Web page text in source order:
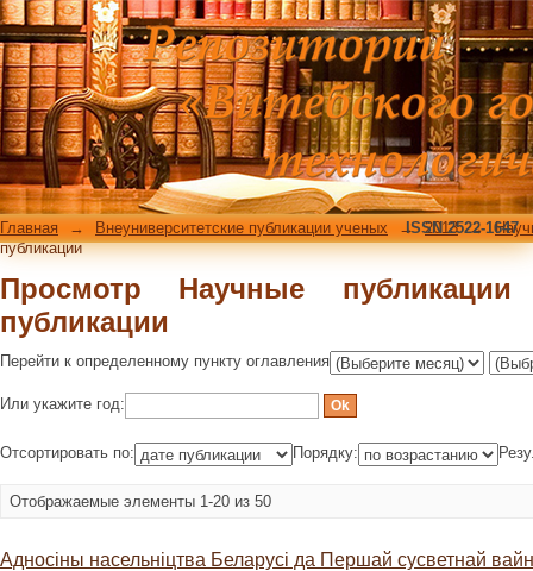
Просмотр Научные публикации
Главная → Внеуниверситетские публикации ученых → 2013 →
публикации
ISSN 2522-1647
Просмотр Научные
публикации
Перейти к определенному пункту оглавления
Или укажите год:
Отсортировать по: Порядку:
Отображаемые элементы 1-20 из 50
Адносіны насельніцтва Беларусі да Першай сусветнай